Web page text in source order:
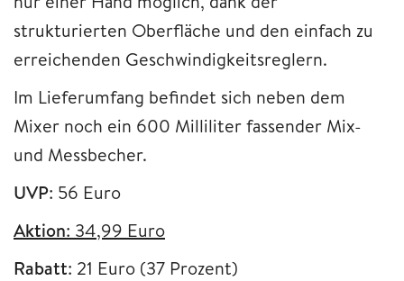
strukturierten Oberfläche und den einfach zu
erreichenden Geschwindigkeitsreglern.
Im Lieferumfang befindet sich neben dem
Mixer noch ein 600 Milliliter fassender Mix-
und Messbecher.
UVP: 56 Euro
Aktion: 34,99 Euro
Rabatt: 21 Euro (37 Prozent)